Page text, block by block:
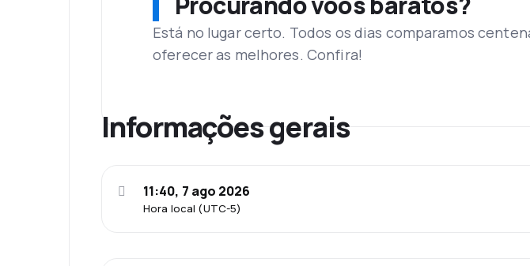
Está no lugar certo. Todos os dias comparamos
oferecer as melhores. Confira!
Informações gerais
Hora local (UTC-5)
11:40, 7 ago 2026